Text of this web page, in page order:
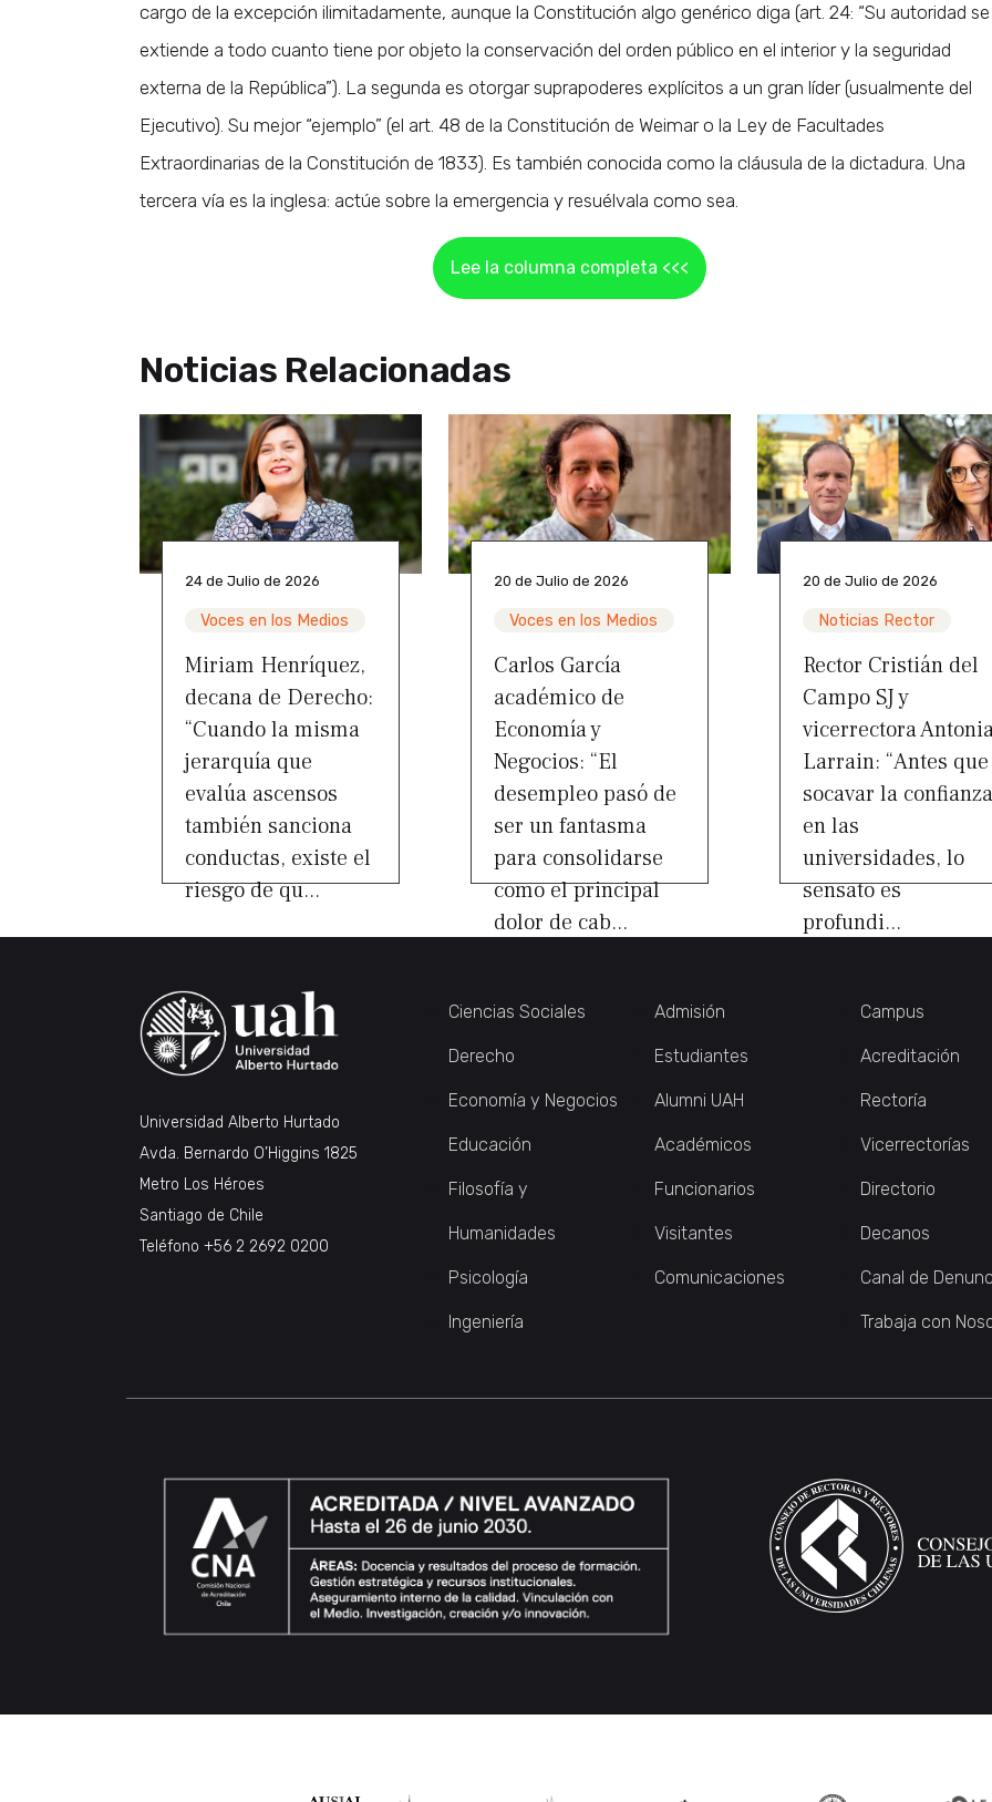
cargo de la excepción ilimitadamente, aunque la Constitución algo genérico diga (art. 24: “Su autoridad se
extiende a todo cuanto tiene por objeto la conservación del orden público en el interior y la seguridad
externa de la República”). La segunda es otorgar suprapoderes explícitos a un gran líder (usualmente del
Ejecutivo). Su mejor “ejemplo” (el art. 48 de la Constitución de Weimar o la Ley de Facultades
Extraordinarias de la Constitución de 1833). Es también conocida como la cláusula de la dictadura. Una
tercera vía es la inglesa: actúe sobre la emergencia y resuélvala como sea.
Lee la columna completa <<<
Noticias Relacionadas
24 de Julio de 2026
Voces en los Medios
Miriam Henríquez,
decana de Derecho:
“Cuando la misma
jerarquía que
evalúa ascensos
también sanciona
conductas, existe el
riesgo de qu...
20 de Julio de 2026
Voces en los Medios
Carlos García
académico de
Economía y
Negocios: “El
desempleo pasó de
ser un fantasma
para consolidarse
como el principal
dolor de cab...
20 de Julio de 2026
Noticias Rector
Rector Cristián del
Campo SJ y
vicerrectora
Larrain: “Antes que
socavar la confianza
en las
universidades, lo
sensato es
profundi...
Universidad Alberto Hurtado
Avda. Bernardo O’Higgins 1825
Metro Los Héroes
Santiago de Chile
Teléfono +56 2 2692 0200
Ciencias Sociales
Derecho
Economía y Negocios
Educación
Filosofía y
Humanidades
Psicología
Ingeniería
Admisión
Estudiantes
Alumni UAH
Académicos
Funcionarios
Visitantes
Comunicaciones
Campus
Acreditación
Rectoría
Vicerrectorías
Directorio
Decanos
Canal de
Trabaja con